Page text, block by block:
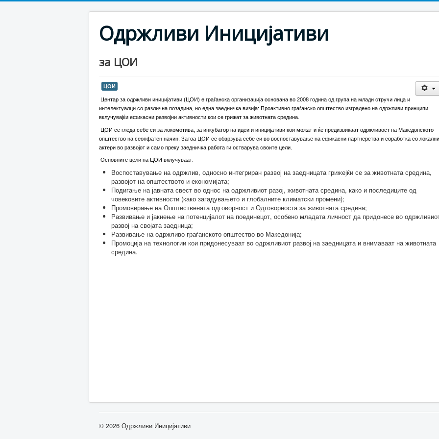
Одржливи Иницијативи
за ЦОИ
ЦОИ
Центар за одржливи иницијативи (ЦОИ) е граѓанска организација основана во 2008 година од група на млади стручи лица и
интелектуалци со различна позадина, но една заедничка визија: Проактивно граѓанско општество изградено на одржливи принципи
вклучувајќи ефикасни развојни активности кои се грижат за животната средина.
ЦОИ се гледа себе си за локомотива, за инкубатор на идеи и иницијативи кои можат и ќе предизвикаат одржливост на Македонското
општество на сеопфатен начин. Затоа ЦОИ се обврзува себе си во воспоставување на ефикасни партнерства и соработка со локални
актери во развојот и само преку заедничка работа ги остварува своите цели.
Основните цели на ЦОИ вклучуваат:
Воспоставување на одржлив, односно интегриран развој на заедницата грижејќи се за животната средина,
развојот на општеството и економијата;
Подигање на јавната свест во однос на одржливиот разој, животната средина, како и последиците од
човековите активности (како загадувањето и глобалните климатски промени);
Промовирање на Општествената одговорност и Одговорноста за животната средина;
Развивање и јакнење на потенцијалот на поединецот, особено младата личност да придонесе во
развој на својата заедница;
Развивање на одржливо граѓанското општество во Македонија;
Промоција на технологии кои придонесуваат во одржливиот развој на заедницата и внимаваат на животната
средина.
© 2026 Одржливи Иницијативи